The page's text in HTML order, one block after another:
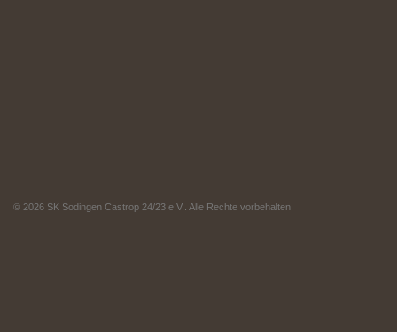
© 2026 SK Sodingen Castrop 24/23 e.V.. Alle Rechte vorbehalten